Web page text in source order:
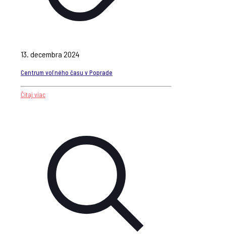
13. decembra 2024
Centrum voľného času v Poprade
Čítaj viac